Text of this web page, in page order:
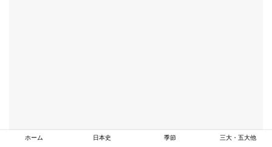
ホーム 日本史 季節 三大・五大他